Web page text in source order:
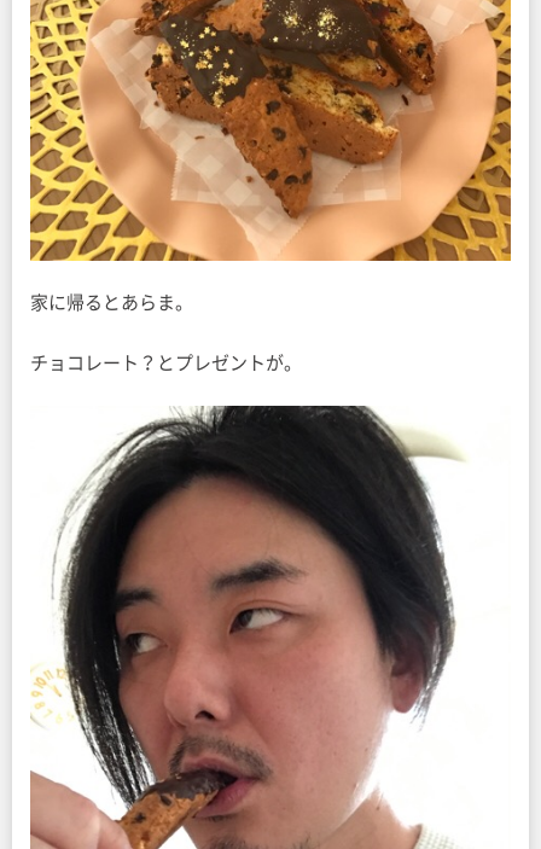
家に帰るとあらま。
チョコレート？とプレゼントが。